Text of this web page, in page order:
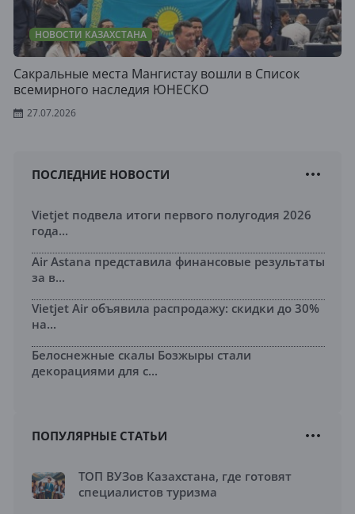
НОВОСТИ КАЗАХСТАНА
Сакральные места Мангистау вошли в Список
всемирного наследия ЮНЕСКО
27.07.2026
ПОСЛЕДНИЕ НОВОСТИ
Vietjet подвела итоги первого полугодия 2026
года...
Air Astana представила финансовые результаты
за в...
Vietjet Air объявила распродажу: скидки до 30%
на...
Белоснежные скалы Бозжыры стали
декорациями для с...
ПОПУЛЯРНЫЕ СТАТЬИ
ТОП ВУЗов Казахстана, где готовят
специалистов туризма